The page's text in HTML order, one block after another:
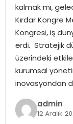
YAŞAM
kalmak mı,
Kırdar Kongre
Kongresi, iş
erdi. Stratejik
üzerindeki
kurumsal
inovasyondan
admin
12 Aralık